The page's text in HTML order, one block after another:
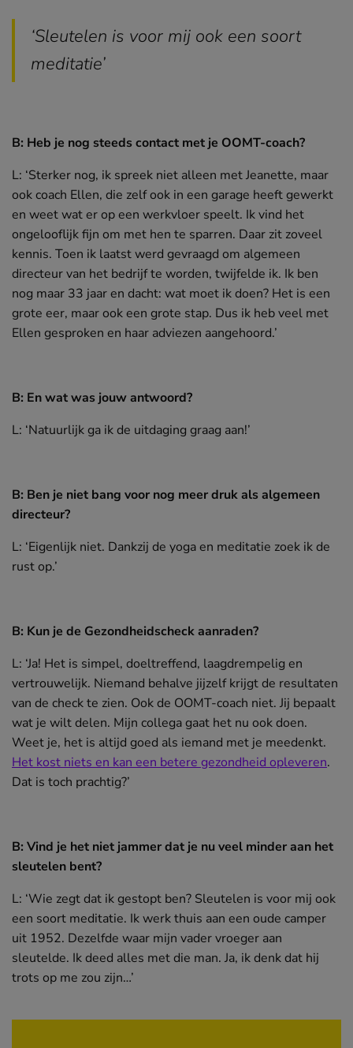
‘Sleutelen is voor mij ook een soort
meditatie’
B: Heb je nog steeds contact met je OOMT-coach?
L: ‘Sterker nog, ik spreek niet alleen met Jeanette, maar
ook coach Ellen, die zelf ook in een garage heeft gewerkt
en weet wat er op een werkvloer speelt. Ik vind het
ongelooflijk fijn om met hen te sparren. Daar zit zoveel
kennis. Toen ik laatst werd gevraagd om algemeen
directeur van het bedrijf te worden, twijfelde ik. Ik ben
nog maar 33 jaar en dacht: wat moet ik doen? Het is een
grote eer, maar ook een grote stap. Dus ik heb veel met
Ellen gesproken en haar adviezen aangehoord.’
B: En wat was jouw antwoord?
L: ‘Natuurlijk ga ik de uitdaging graag aan!’
B: Ben je niet bang voor nog meer druk als algemeen
directeur?
L: ‘Eigenlijk niet. Dankzij de yoga en meditatie zoek ik de
rust op.’
B: Kun je de Gezondheidscheck aanraden?
L: ‘Ja! Het is simpel, doeltreffend, laagdrempelig en
vertrouwelijk. Niemand behalve jijzelf krijgt de resultaten
van de check te zien. Ook de OOMT-coach niet. Jij bepaalt
wat je wilt delen. Mijn collega gaat het nu ook doen.
Weet je, het is altijd goed als iemand met je meedenkt.
Het kost niets en kan een betere gezondheid opleveren.
Dat is toch prachtig?’
B: Vind je het niet jammer dat je nu veel minder aan het
sleutelen bent?
L: ‘Wie zegt dat ik gestopt ben? Sleutelen is voor mij ook
een soort meditatie. Ik werk thuis aan een oude camper
uit 1952. Dezelfde waar mijn vader vroeger aan
sleutelde. Ik deed alles met die man. Ja, ik denk dat hij
trots op me zou zijn…’